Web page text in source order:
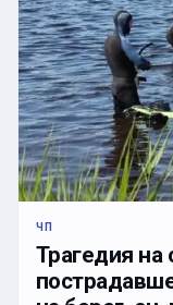
ЧП
Трагедия на